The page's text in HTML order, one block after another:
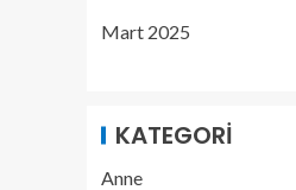
Mart 2025
KATEGORI
Anne